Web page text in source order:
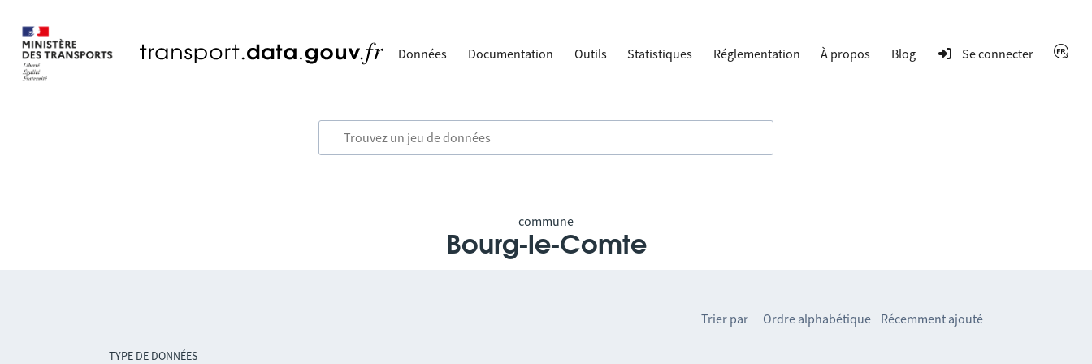
Données Documentation Outils Statistiques Réglementation À propos Blog Se connecter
commune
Bourg-le-Comte
TYPE DE DONNÉES
Trier par Ordre alphabétique Récemment ajouté